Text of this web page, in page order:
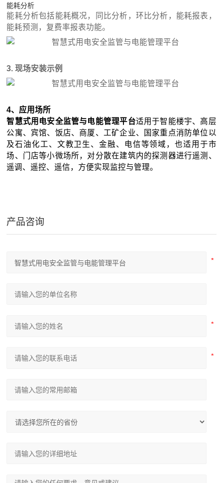
能耗分析
能耗分析包括能耗概况，同比分析，环比分析，能耗报表，
能耗预测，复费率报表功能。
3. 现场安装示例
4、应用场所
智慧式用电安全监管与电能管理平台适用于智能楼宇、高层
公寓、宾馆、饭店、商厦、工矿企业、国家重点消防单位以
及石油化工、文教卫生、金融、电信等领域，也适用于市
场、门店等小微场所，对分散在建筑内的探测器进行遥测、
遥调、遥控、遥信，方便实现监控与管理。
产品咨询